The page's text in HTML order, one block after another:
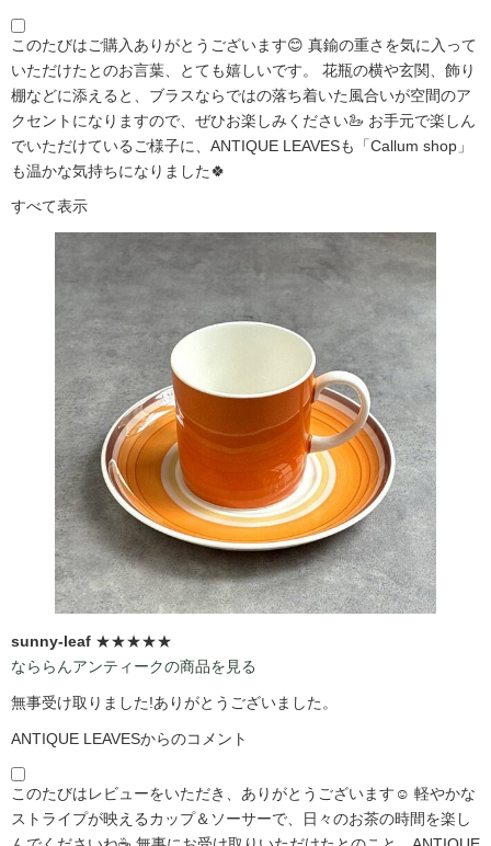
このたびはご購入ありがとうございます😊 真鍮の重さを気に入って
いただけたとのお言葉、とても嬉しいです。 花瓶の横や玄関、飾り
棚などに添えると、ブラスならではの落ち着いた風合いが空間のア
クセントになりますので、ぜひお楽しみください🦢 お手元で楽しん
でいただけているご様子に、ANTIQUE LEAVESも「Callum shop」
も温かな気持ちになりました🍀
すべて表示
sunny-leaf ★★★★★
なららんアンティークの商品を見る
無事受け取りました!ありがとうございました。
ANTIQUE LEAVESからのコメント
このたびはレビューをいただき、ありがとうございます☺️ 軽やかな
ストライプが映えるカップ＆ソーサーで、日々のお茶の時間を楽し